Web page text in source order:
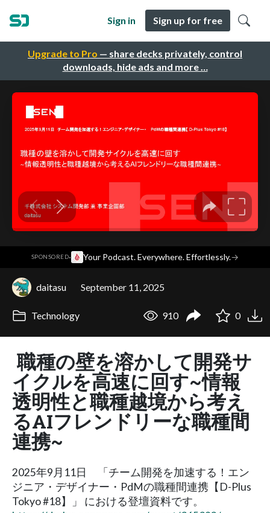
Upgrade to Pro — share decks privately, control
downloads, hide ads and more …
Sign in Sign up for free
SPONSORED· Your Podcast. Everywhere. Effortlessly.→
daitasu September 11, 2025
Technology 910 0
職種の壁を溶かして開発サ
イクルを高速に回す~情報
透明性と職種越境から考え
るAIフレンドリーな職種間
連携~
2025年9月11日 「チーム開発を加速する！エン
ジニア・デザイナー・PdMの職種間連携【D-Plus
Tokyo #18】」 における登壇資料です。